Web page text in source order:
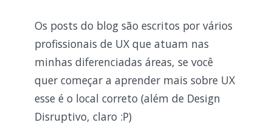
Os posts do blog são escritos por vários
profissionais de UX que atuam nas
minhas diferenciadas áreas, se você
quer começar a aprender mais sobre UX
esse é o local correto (além de Design
Disruptivo, claro :P)